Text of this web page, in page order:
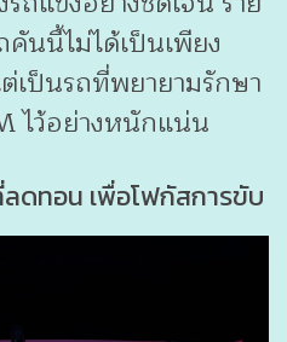
คันนี้ไม่ได้เป็นเพียง
เป็นรถที่พยายามรักษา
ไว้อย่างหนักแน่น
ดทอน เพื่อโฟกัสการขับ